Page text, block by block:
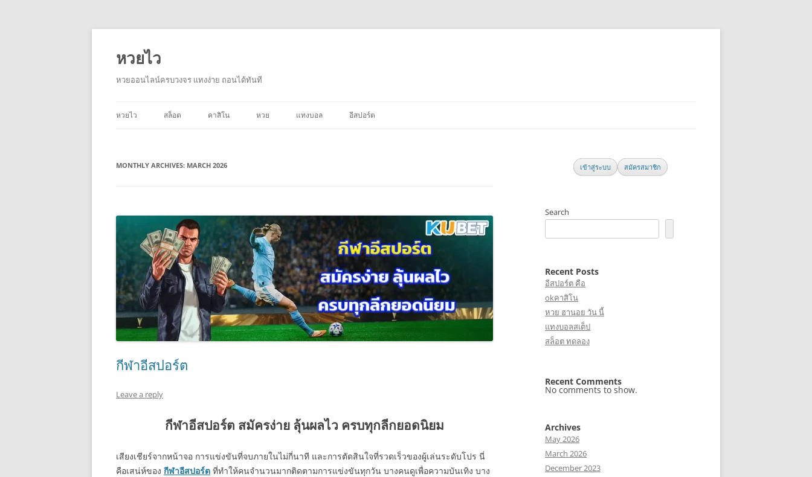
Skip
content
หวยไว
หวยออนไลน์ครบวงจร แทงง่าย ถอนได้ทันที
หวยไว
KU หวยไว
หวยไว 1 นาที เล่นยังไง
หวยไว 1 นาที ได้จริงไหม
หวยไว 1 นาทีอัญญา
สล็อต คาสิโน หวย แทงบอล อีสปอร์ต
MONTHLY ARCHIVES: MARCH 2026
กีฬาอีสปอร์ต
Leave a reply
กีฬาอีสปอร์ต สมัครง่าย ลุ้นผลไว ครบทุกลีกยอดนิยม
เสียงเชียร์จากหน้าจอ การแข่งขันที่จบภายในไม่กี่นาที และการตัดสินใจที่รวดเร็วของผู้เล่นระดับโปร นี่
คือเสน่ห์ของ กีฬาอีสปอร์ต ที่ทำให้คนจำนวนมากติดตามการแข่งขันทุกวัน บางคนดูเพื่อความบันเทิง บาง
เข้าสู่ระบบ สมัครสมาชิก
Search
Recent Posts
อีสปอร์ต คือ
okคาสิโน
หวย ฮานอย วัน นี้
แทงบอลสเต็ป
สล็อต ทดลอง
Recent Comments
No comments to show.
Archives
May 2026
March 2026
December 2023